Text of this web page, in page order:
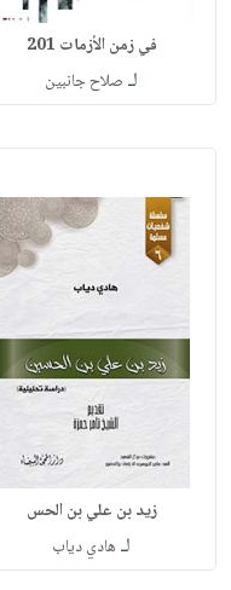
في زمن الأزمات 201
لـ صلاح جانبين
زيد بن علي بن الحس
لـ هادي دياب